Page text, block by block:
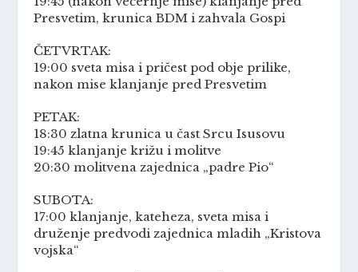
Presvetim, krunica BDM i zahvala Gospi
ČETVRTAK:
19:00 sveta misa i pričest pod obje prilike,
nakon mise klanjanje pred Presvetim
PETAK:
18:30 zlatna krunica u čast Srcu Isusovu
19:45 klanjanje križu i molitve
20:30 molitvena zajednica „padre Pio“
SUBOTA:
17:00 klanjanje, kateheza, sveta misa i
druženje predvodi zajednica mladih „Kristova
vojska“